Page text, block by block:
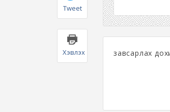
Tweet
Хэвлэх завсарлах